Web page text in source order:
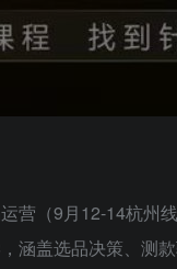
营（9月12-14杭州
涵盖选品决策、测